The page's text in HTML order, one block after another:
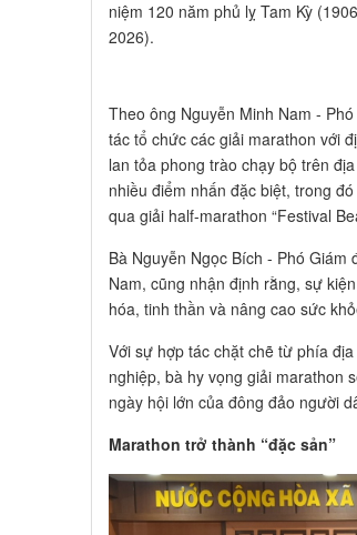
niệm 120 năm phủ lỵ Tam Kỳ
2026).
Theo ông Nguyễn Minh Nam -
tác tổ chức các giải marathon với
lan tỏa phong trào chạy bộ trên
nhiều điểm nhấn đặc biệt, trong
qua giải half-marathon “Festival
Bà Nguyễn Ngọc Bích - Phó Giám
Nam, cũng nhận định rằng, sự
hóa, tinh thần và nâng cao sức
Với sự hợp tác chặt chẽ từ phía
nghiệp, bà hy vọng giải marathon
ngày hội lớn của đông đảo người
Marathon trở thành “đặc sản”